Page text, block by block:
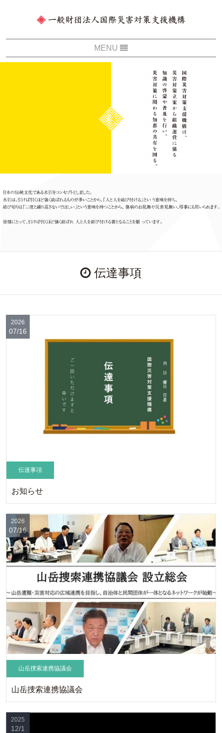
伝達事項
伝達事項
お知らせ
2026
07/16
山岳捜索連携協議会
山岳捜索連携協議会
2026
07/16
2025
12/1